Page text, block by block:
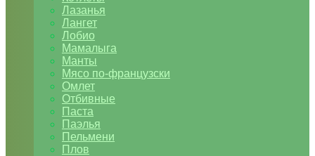
Лазанья
Лангет
Лобио
Мамалыга
Манты
Мясо по-французски
Омлет
Отбивные
Паста
Паэлья
Пельмени
Плов